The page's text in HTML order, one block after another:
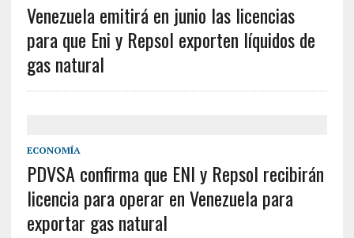
Venezuela emitirá en junio las licencias
para que Eni y Repsol exporten líquidos de
gas natural
ECONOMÍA
PDVSA confirma que ENI y Repsol recibirán
licencia para operar en Venezuela para
exportar gas natural